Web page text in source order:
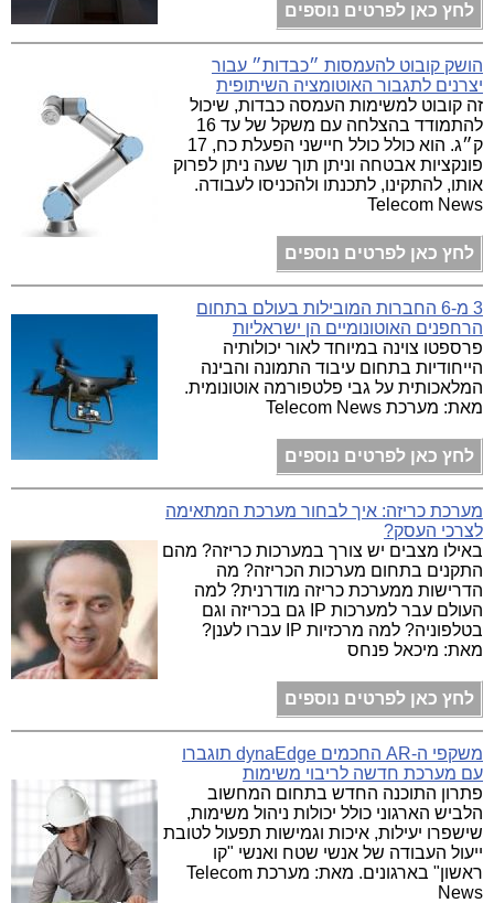
לחץ כאן לפרטים נוספים
הושק קובוט להעמסות ״כבדות״ עבור
יצרנים לתגבור האוטומציה השיתופית
זה קובוט למשימות העמסה כבדות, שיכול
להתמודד בהצלחה עם משקל של עד 16
ק״ג. הוא כולל כולל חיישני הפעלת כח, 17
פונקציות אבטחה וניתן תוך שעה ניתן לפרוק
אותו, להתקינו, לתכנתו ולהכניסו לעבודה.
Telecom News
לחץ כאן לפרטים נוספים
3 מ-6 החברות המובילות בעולם בתחום
הרחפנים האוטונומיים הן ישראליות
פרספטו צוינה במיוחד לאור יכולותיה
הייחודיות בתחום עיבוד התמונה והבינה
המלאכותית על גבי פלטפורמה אוטונומית.
מאת: מערכת Telecom News
לחץ כאן לפרטים נוספים
מערכת כריזה: איך לבחור מערכת המתאימה
לצרכי העסק?
באילו מצבים יש צורך במערכות כריזה? מהם
התקנים בתחום מערכות הכריזה? מה
הדרישות ממערכת כריזה מודרנית? למה
העולם עבר למערכות IP גם בכריזה וגם
בטלפוניה? למה מרכזיות IP עברו לענן?
מאת: מיכאל פנחס
לחץ כאן לפרטים נוספים
משקפי ה-AR החכמים dynaEdge תוגברו
עם מערכת חדשה לריבוי משימות
פתרון התוכנה החדש בתחום המחשוב
הלביש הארגוני כולל יכולות ניהול משימות,
שישפרו יעילות, איכות וגמישות תפעול לטובת
ייעול העבודה של אנשי שטח ואנשי "קו
ראשון" בארגונים. מאת: מערכת Telecom
News